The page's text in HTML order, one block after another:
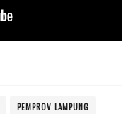
PEMPROV LAMPUNG